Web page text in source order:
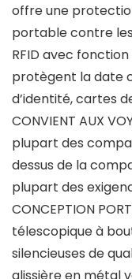
offre une
portable contre
RFID avec
protègent la date
d’identité, cartes
CONVIENT AUX
plupart des
dessus de la
plupart des
CONCEPTION
télescopique à
silencieuses de